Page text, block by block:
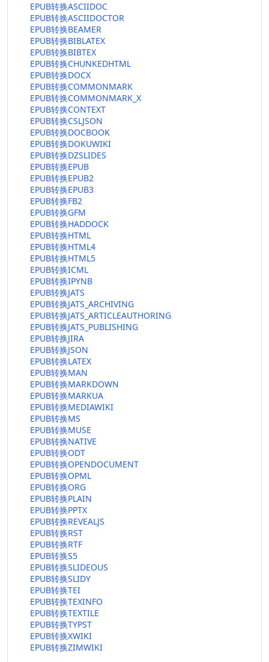
EPUB转换ASCIIDOC
EPUB转换ASCIIDOCTOR
EPUB转换BEAMER
EPUB转换BIBLATEX
EPUB转换BIBTEX
EPUB转换CHUNKEDHTML
EPUB转换DOCX
EPUB转换COMMONMARK
EPUB转换COMMONMARK_X
EPUB转换CONTEXT
EPUB转换CSLJSON
EPUB转换DOCBOOK
EPUB转换DOKUWIKI
EPUB转换DZSLIDES
EPUB转换EPUB
EPUB转换EPUB2
EPUB转换EPUB3
EPUB转换FB2
EPUB转换GFM
EPUB转换HADDOCK
EPUB转换HTML
EPUB转换HTML4
EPUB转换HTML5
EPUB转换ICML
EPUB转换IPYNB
EPUB转换JATS
EPUB转换JATS_ARCHIVING
EPUB转换JATS_ARTICLEAUTHORING
EPUB转换JATS_PUBLISHING
EPUB转换JIRA
EPUB转换JSON
EPUB转换LATEX
EPUB转换MAN
EPUB转换MARKDOWN
EPUB转换MARKUA
EPUB转换MEDIAWIKI
EPUB转换MS
EPUB转换MUSE
EPUB转换NATIVE
EPUB转换ODT
EPUB转换OPENDOCUMENT
EPUB转换OPML
EPUB转换ORG
EPUB转换PLAIN
EPUB转换PPTX
EPUB转换REVEALJS
EPUB转换RST
EPUB转换RTF
EPUB转换S5
EPUB转换SLIDEOUS
EPUB转换SLIDY
EPUB转换TEI
EPUB转换TEXINFO
EPUB转换TEXTILE
EPUB转换TYPST
EPUB转换XWIKI
EPUB转换ZIMWIKI